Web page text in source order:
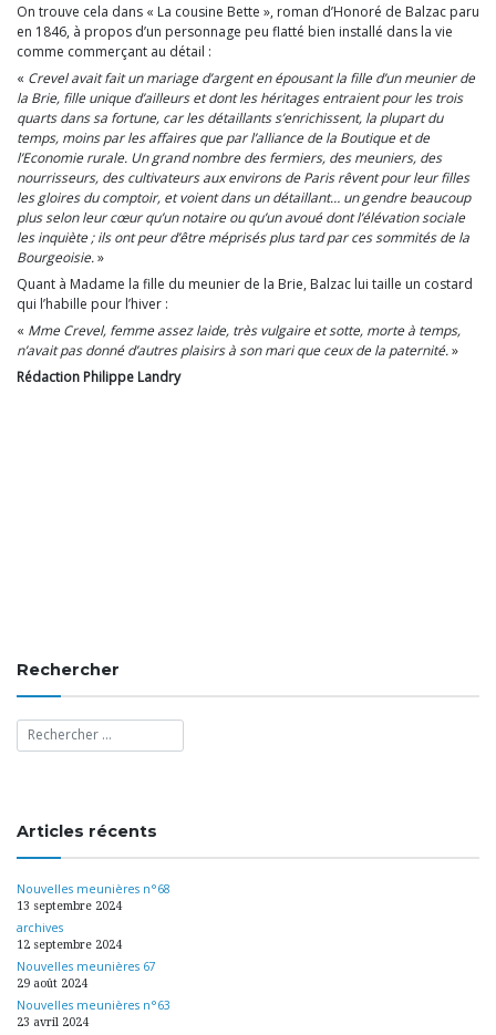
On trouve cela dans « La cousine Bette », roman d’Honoré de Balzac paru
en 1846, à propos d’un personnage peu flatté bien installé dans la vie
comme commerçant au détail :
« Crevel avait fait un mariage d’argent en épousant la fille d’un meunier de
la Brie, fille unique d’ailleurs et dont les héritages entraient pour les trois
quarts dans sa fortune, car les détaillants s’enrichissent, la plupart du
temps, moins par les affaires que par l’alliance de la Boutique et de
l’Economie rurale. Un grand nombre des fermiers, des meuniers, des
nourrisseurs, des cultivateurs aux environs de Paris rêvent pour leur filles
les gloires du comptoir, et voient dans un détaillant… un gendre beaucoup
plus selon leur cœur qu’un notaire ou qu’un avoué dont l’élévation sociale
les inquiète ; ils ont peur d’être méprisés plus tard par ces sommités de la
Bourgeoisie.»
Quant à Madame la fille du meunier de la Brie, Balzac lui taille un costard
qui l’habille pour l’hiver :
« Mme Crevel, femme assez laide, très vulgaire et sotte, morte à temps,
n’avait pas donné d’autres plaisirs à son mari que ceux de la paternité.»
Rédaction Philippe Landry
Rechercher
Articles récents
Nouvelles meunières n°68
13 septembre 2024
archives
12 septembre 2024
Nouvelles meunières 67
29 août 2024
Nouvelles meunières n°63
23 avril 2024